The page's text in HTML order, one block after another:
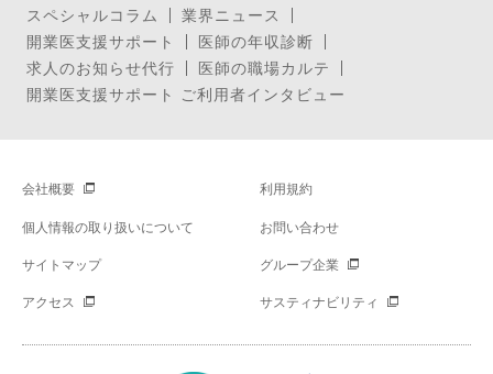
スペシャルコラム
業界ニュース
開業医支援サポート
医師の年収診断
求人のお知らせ代行
医師の職場カルテ
開業医支援サポート ご利用者インタビュー
会社概要 利用規約
個人情報の取り扱いについて お問い合わせ
サイトマップ グループ企業
アクセス サスティナビリティ